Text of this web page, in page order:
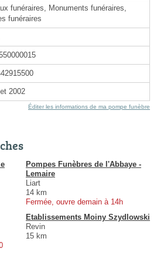
funéraires, Monuments funéraires,
funéraires
2002
Éditer les informations de ma pompe funèbre
Pompes Funèbres de l'Abbaye -
Lemaire
Liart
14 km
Fermée, ouvre demain à 14h
Etablissements Moiny Szydlowski
Revin
15 km